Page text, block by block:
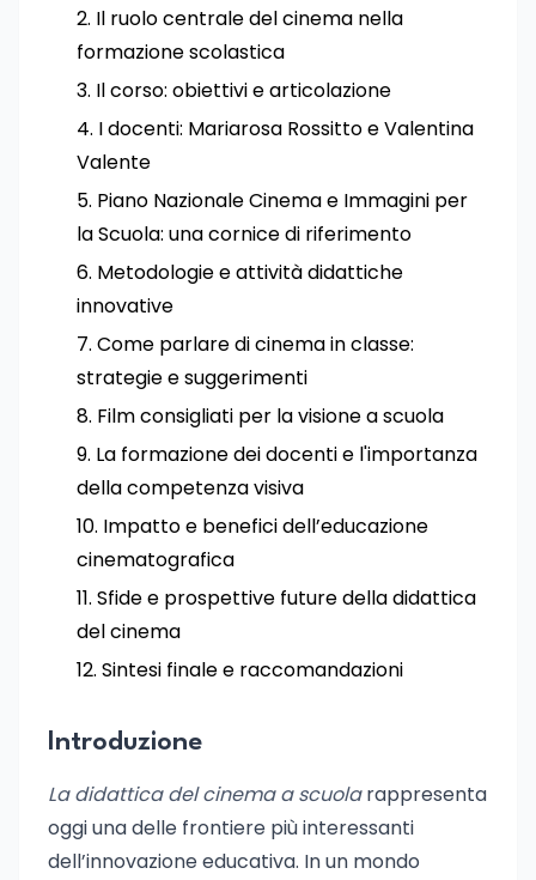
Il ruolo centrale del cinema nella
formazione scolastica
Il corso: obiettivi e articolazione
I docenti: Mariarosa Rossitto e Valentina
Valente
Piano Nazionale Cinema e Immagini per
la Scuola: una cornice di riferimento
Metodologie e attività didattiche
innovative
Come parlare di cinema in classe:
strategie e suggerimenti
Film consigliati per la visione a scuola
La formazione dei docenti e l'importanza
della competenza visiva
Impatto e benefici dell’educazione
cinematografica
Sfide e prospettive future della didattica
del cinema
Sintesi finale e raccomandazioni
Introduzione
La didattica del cinema a scuolarappresenta
oggi una delle frontiere più interessanti
dell’innovazione educativa. In un mondo